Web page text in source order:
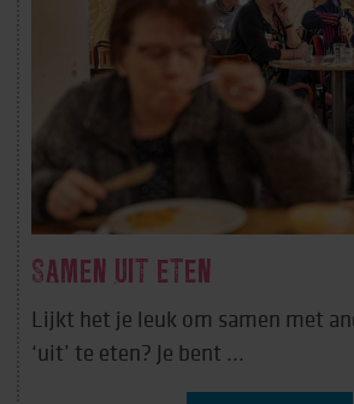
SAMEN UIT ETEN
Lijkt het je leuk om samen met
‘uit’ te eten? Je bent ...